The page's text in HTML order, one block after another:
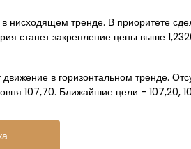
нисходящем тренде. В приоритете
станет закрепление цены выше
в горизонтальном тренде.
107,70. Ближайшие цели - 107,20,